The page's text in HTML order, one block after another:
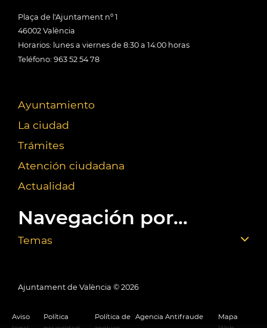
Plaça de l'Ajuntament nº 1
46002 València
Horarios: lunes a viernes de 8:30 a 14:00 horas
Teléfono: 963 52 54 78
Ayuntamiento
La ciudad
Trámites
Atención ciudadana
Actualidad
Navegación por...
Temas
Ajuntament de València © 2026
Aviso
Política
Política de Agencia Antifraude
Mapa